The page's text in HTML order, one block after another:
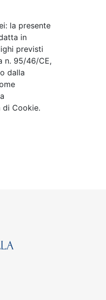
la presente
in
previsti
n. 95/46/CE,
dalla
di Cookie.